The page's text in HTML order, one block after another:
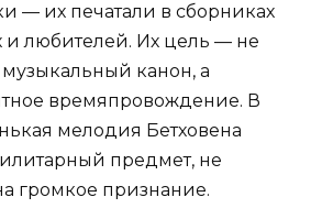
— их печатали в сборниках
любителей. Их цель — не
канон, а
времяпровождение. В
мелодия Бетховена
предмет, не
громкое признание.